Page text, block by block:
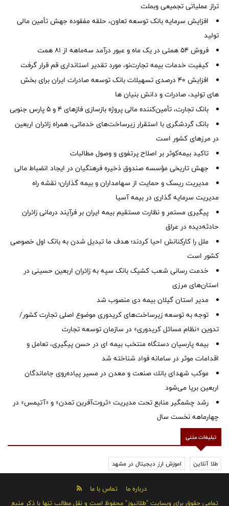
تراز عملیاتی تجمیعی وبملت
افزایش سرمایه بانک توسعه تعاون، حلقه مفقوده جهش تأمین مالی
تولید
فروش 54 همتی در یک ماه و عبور درآمد سه‌ماهه از 81 همت
کیفیت خدمات بیمه تجارت‌نو، مورد تقدیر استانداری قم قرار گرفت
افزایش 40 درصدی تسهیلات بانک توسعه صادرات ایران برای بخش
های تولید، صادرات و دانش بنیان ها
بانک تجارت، تأمین‌کننده مالی پروژه بازسازی فازهای ۴ و ۵ پارس جنوبی
بانک گردشگری با استقرار زیرساخت‌های خدماتی، همراه زائران اربعین
در مرزهای کشور است
تاکید بیمه‌کوثر بر اصلاح پرتفوی و وصول مطالبات ‌
جهش تاریخی مؤسسه صندوق ذخیره فرهنگیان در ایجاد انضباط مالی
مدیریت ریسک و حمایت از سهامداران و بیمه گذاران؛ نقشه راه
مدیریت سرمایه گذاری در بیمه آسیا
پیگیری مستمر و نظارت مستقیم بیمه ایران بر فرآیند درمانی زائران
حادثه‌دیده در عراق
ملل را کارکنانش احیا کردند؛ هدف ما تبدیل شدن به بانک اول خصوصی
کشور است
خدمت رسانی شعب کشیک بانک سپه به زائران اربعین حسینی در
استان‌‌های مرزی
‌مدیر استان گیلان بیمه دی منصوب شد
توجه به توسعه زیرساخت‌های کریدوری موضوع اصلی تجارت کشور/
تدوین «نظام مسائل کریدوری» در سازمان توسعه تجارت
بیمه پارسیان دستگاه منتخب بیمه ای در حسن پیگیری، تعامل و
اقدامات موثر در سامانه فواد شناخته شد
موكب شهدای بانك صنعت و معدن در مسیر پیاده‌روی جاماندگان
اربعین برپا می‌شود
رشد چشمگیر منابع تحت مدیریت «ثروت‌آفرین تمدن» و «آتیمس» در
چهارماهه نخست سال
تبلیغات متنی
طلا آنلاین اموزش ارز دیجیتال در مشهد
درباره ما
تماس با ما
تمامی حقوق برای وبسایت "طلانیوز" محفوظ است و نقل مطالب تنها با ذکر منبع